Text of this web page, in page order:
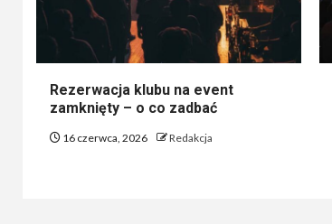
Rezerwacja klubu na event
zamknięty – o co zadbać
16 czerwca, 2026 Redakcja